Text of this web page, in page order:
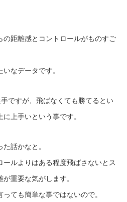
の距離感とコントロールがものすご
なデータです。
ですが、飛ばなくても勝てるとい
上手いという事です。
話かなと。
ルよりはある程度飛ばさないとス
重要な気がします。
ても簡単な事ではないので。